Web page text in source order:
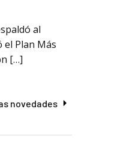
al
Plan Más
[…]
novedades